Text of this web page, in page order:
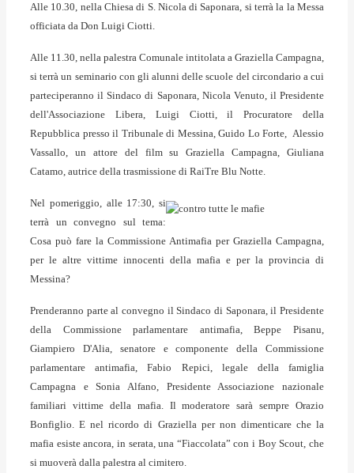
Alle 10.30, nella Chiesa di S. Nicola di Saponara, si terrà la la Messa
officiata da Don Luigi Ciotti.
Alle 11.30, nella palestra Comunale intitolata a Graziella Campagna,
si terrà un seminario con gli alunni delle scuole del circondario a cui
parteciperanno il Sindaco di Saponara, Nicola Venuto, il Presidente
dell'Associazione Libera, Luigi Ciotti, il Procuratore della
Repubblica presso il Tribunale di Messina, Guido Lo Forte, Alessio
Vassallo, un attore del film su Graziella Campagna, Giuliana
Catamo, autrice della trasmissione di RaiTre Blu Notte.
Nel pomeriggio, alle 17:30, si
terrà un convegno sul tema:
Cosa può fare la Commissione Antimafia per Graziella Campagna,
per le altre vittime innocenti della mafia e per la provincia di
Messina?
Prenderanno parte al convegno il Sindaco di Saponara, il Presidente
della Commissione parlamentare antimafia, Beppe Pisanu,
Giampiero D'Alia, senatore e componente della Commissione
parlamentare antimafia, Fabio Repici, legale della famiglia
Campagna e Sonia Alfano, Presidente Associazione nazionale
familiari vittime della mafia. Il moderatore sarà sempre Orazio
Bonfiglio. E nel ricordo di Graziella per non dimenticare che la
mafia esiste ancora, in serata, una “Fiaccolata” con i Boy Scout, che
si muoverà dalla palestra al cimitero.